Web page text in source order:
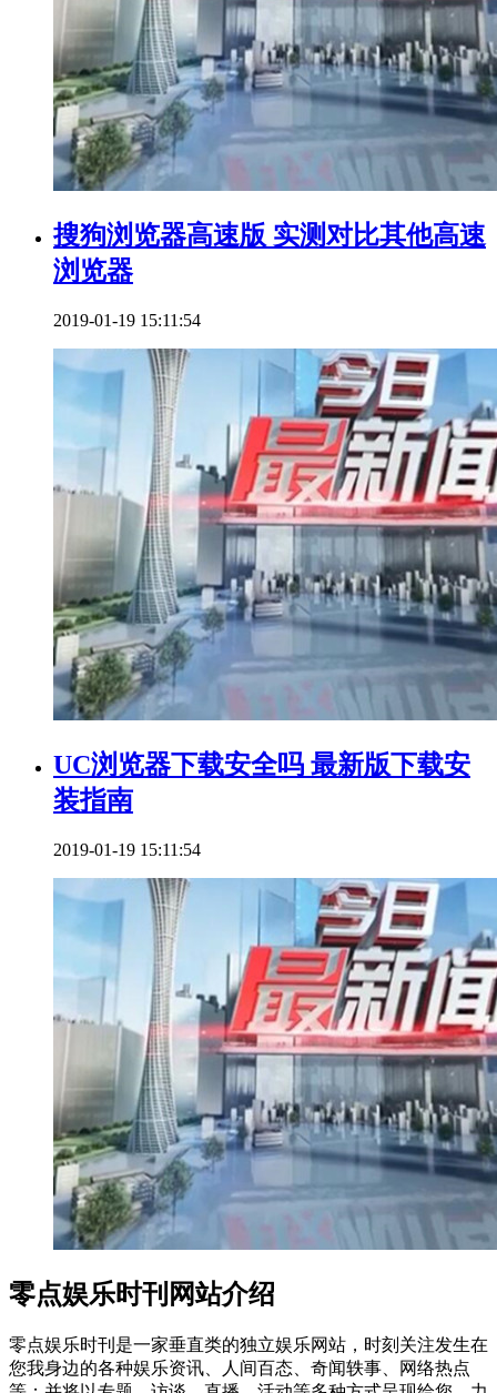
搜狗浏览器高速版 实测对比其他高速
浏览器
2019-01-19 15:11:54
UC浏览器下载安全吗 最新版下载安
装指南
2019-01-19 15:11:54
零点娱乐时刊网站介绍
零点娱乐时刊是一家垂直类的独立娱乐网站，时刻关注发生在
您我身边的各种娱乐资讯、人间百态、奇闻轶事、网络热点